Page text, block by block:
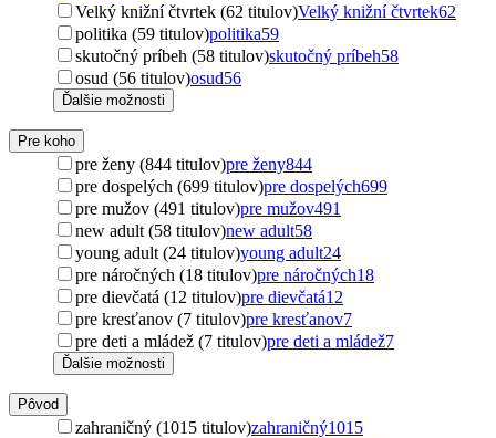
Velký knižní čtvrtek (62 titulov)Velký knižní čtvrtek62
politika (59 titulov)politika59
skutočný príbeh (58 titulov)skutočný príbeh58
osud (56 titulov)osud56
Ďalšie možnosti
Pre koho
pre ženy (844 titulov)pre ženy844
pre dospelých (699 titulov)pre dospelých699
pre mužov (491 titulov)pre mužov491
new adult (58 titulov)new adult58
young adult (24 titulov)young adult24
pre náročných (18 titulov)pre náročných18
pre dievčatá (12 titulov)pre dievčatá12
pre kresťanov (7 titulov)pre kresťanov7
pre deti a mládež (7 titulov)pre deti a mládež7
Ďalšie možnosti
Pôvod
zahraničný (1015 titulov)zahraničný1015